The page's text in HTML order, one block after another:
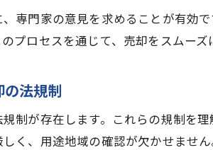
法人が成功す
調整区域売却
法人のための調整
専門家の意見を求めることが有効
プロセスを通じて、売却をスムー
法規制
制が存在します。これらの規制を
く、用途地域の確認が欠かせませ